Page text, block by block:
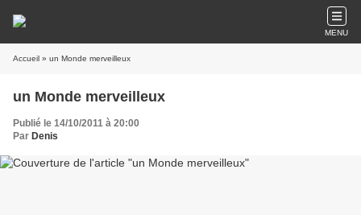
MENU
Accueil » un Monde merveilleux
un Monde merveilleux
Publié le 14/10/2011 à 20:00
Par Denis